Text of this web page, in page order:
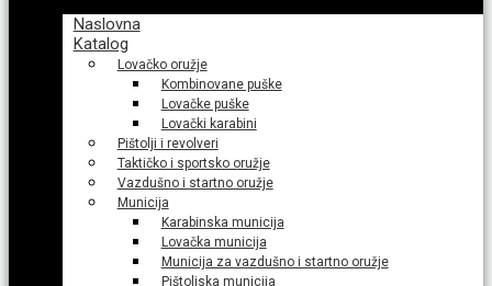
Naslovna
Katalog
Lovačko oružje
Kombinovane puške
Lovačke puške
Lovački karabini
Pištolji i revolveri
Taktičko i sportsko oružje
Vazdušno i startno oružje
Municija
Karabinska municija
Lovačka municija
Municija za vazdušno i startno oružje
Pištoljska municija